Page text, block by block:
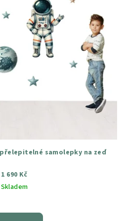
samolepky na zeď
1 690 Kč
Skladem
hodnocení